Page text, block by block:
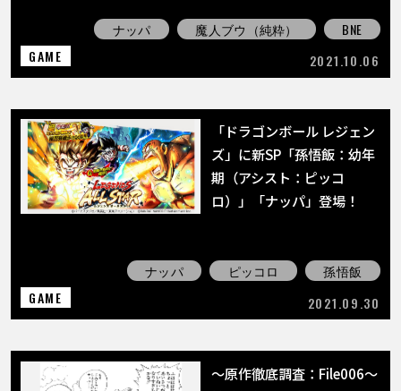
ナッパ 魔人ブウ（純粋）
BNE
GAME
2021.10.06
「ドラゴンボール レジェン
ズ」に新SP「孫悟飯：幼年
期（アシスト：ピッコ
ロ）」「ナッパ」登場！
ナッパ ピッコロ
孫悟飯
GAME
2021.09.30
〜原作徹底調査：File006〜